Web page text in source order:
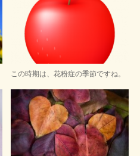
この時期は、花粉症の季節ですね。